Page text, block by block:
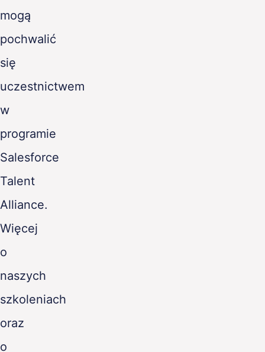
mogą
pochwalić
się
uczestnictwem
w
programie
Salesforce
Talent
Alliance.
Więcej
o
naszych
szkoleniach
oraz
o